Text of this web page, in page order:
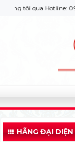
tôi qua Hotline: 0932
HÃNG ĐẠI DIỆN